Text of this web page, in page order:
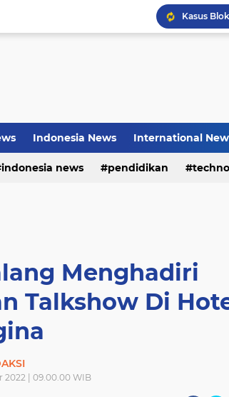
Bayu
Indonesia News International
indonesia news pendidikan
Menghadiri
Talkshow Di
2022 | 09.00.00 WIB